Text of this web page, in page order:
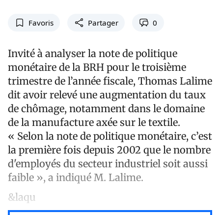
Favoris Partager 0
Invité à analyser la note de politique
monétaire de la BRH pour le troisième
trimestre de l’année fiscale, Thomas Lalime
dit avoir relevé une augmentation du taux
de chômage, notamment dans le domaine
de la manufacture axée sur le textile.
« Selon la note de politique monétaire, c’est
la première fois depuis 2002 que le nombre
d'employés du secteur industriel soit aussi
faible », a indiqué M. Lalime.
&laqu